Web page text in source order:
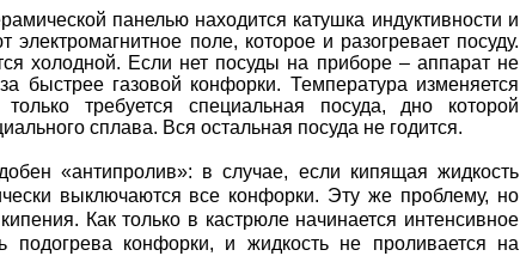
панелью находится катушка индуктивности и
электромагнитное поле, которое и разогревает посуду.
холодной. Если нет посуды на приборе – аппарат не
быстрее газовой конфорки. Температура изменяется
требуется специальная посуда, дно которой
сплава. Вся остальная посуда не годится.
«антипролив»: в случае, если кипящая жидкость
выключаются все конфорки. Эту же проблему, но
Как только в кастрюле начинается интенсивное
подогрева конфорки, и жидкость не проливается на